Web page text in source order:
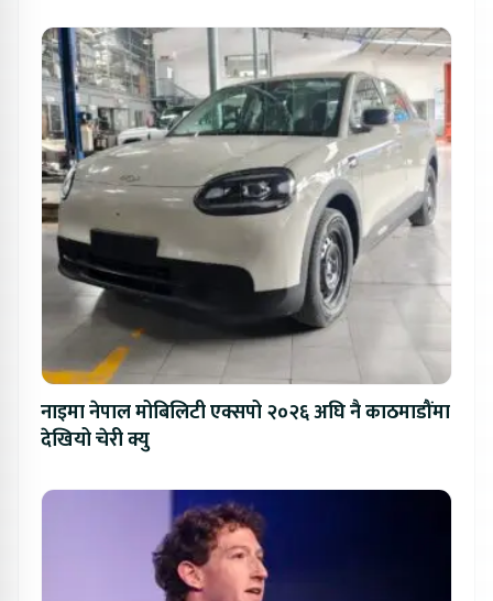
नाइमा नेपाल मोबिलिटी एक्सपो २०२६ अघि नै काठमाडौंमा
देखियो चेरी क्यु